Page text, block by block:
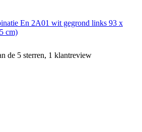
En 2A01 wit gegrond links 93 x
cm)
de 5 sterren, 1 klantreview